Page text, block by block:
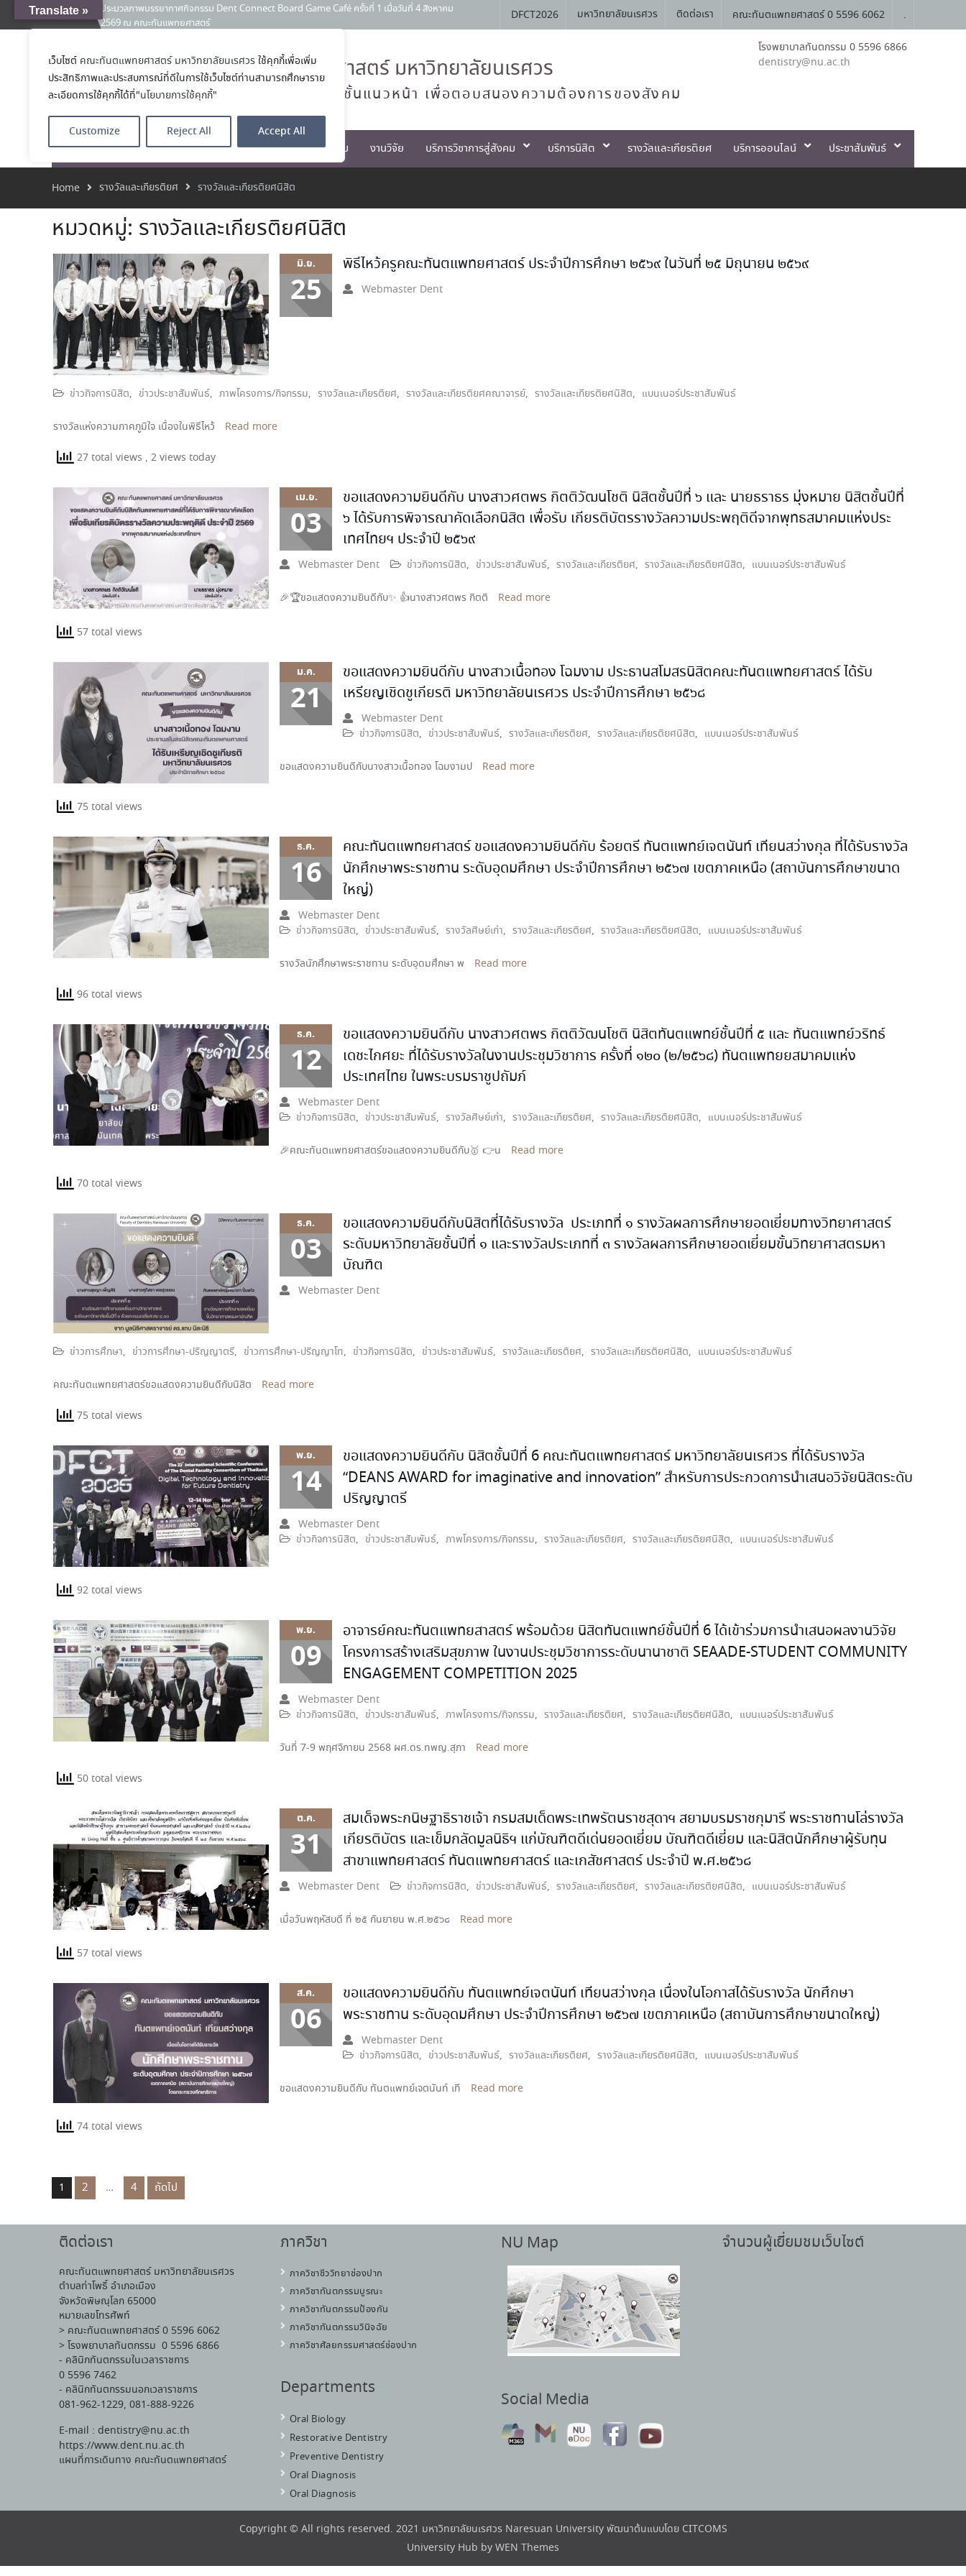
เว็บไซต์ คณะทันตแพทยศาสตร์ มหาวิทยาลัยนเรศวร ใช้คุกกี้เพื่อเพิ่ม
ประสิทธิภาพและประสบการณ์ที่ดีในการใช้เว็บไซต์ท่านสามารถศึกษาราย
ละเอียดการใช้คุกกี้ได้ที่"นโยบายการใช้คุกกี้"
Customize Reject All Accept All
News:
คณะทันตแพทยศาสตร์ มหาวิทยาลัยนเรศวร ร่วมออกบูธประชาสัมพันธ์ หลักสูตรทันตแพทยศาสตรบัณฑิต
และหลักสูตรประกาศนียบัตรผู้ช่วยทันตแพทย์ ในโครงการ Open House 2026 กิจกรรม NU Explore:
(เงินรายได้) ตำแหน่ง ผู้ปฏิบัติงานทันตกรรม
ประมวลภาพบรรยากาศกิจกรรม Dent Connect Board Game Café ครั้งที่ 1 เมื่อวันที่ 4 สิงหาคม
2569 ณ คณะทันแพทยศาสตร์
DFCT2026 มหาวิทยาลัยนเรศวร ติดต่อเรา คณะทันตแพทยศาสตร์ 0 5596 6062 .
คณะทันตแพทยศาสตร์ มหาวิทยาลัยนเรศวร
โรงเรียนทันตแพทย์ชั้นแนวหน้า เพื่อตอบสนองความต้องการของสังคม
โรงพยาบาลทันตกรรม 0 5596 6866
dentistry@nu.ac.th
หน้าแรก เกี่ยวกับ หลักสูตร โรงพยาบาลทันตกรรม งานวิจัย บริการวิชาการสู่สังคม บริการนิสิต รางวัลและเกียรติยศ บริการออนไลน์ ประชาสัมพันธ์
Home รางวัลและเกียรติยศ รางวัลและเกียรติยศนิสิต
หมวดหมู่: รางวัลและเกียรติยศนิสิต
มิ.ย.
25
พิธีไหว้ครูคณะทันตแพทยศาสตร์ ประจำปีการศึกษา ๒๕๖๙ ในวันที่ ๒๕ มิถุนายน ๒๕๖๙
Webmaster Dent
ข่าวกิจการนิสิต, ข่าวประชาสัมพันธ์, ภาพโครงการ/กิจกรรม, รางวัลและเกียรติยศ, รางวัลและเกียรติยศคณาจารย์, รางวัลและเกียรติยศนิสิต, แบนเนอร์ประชาสัมพันธ์
รางวัลแห่งความภาคภูมิใจ เนื่องในพิธีไหว้ Read more
27 total views , 2 views today
เม.ย.
03
ขอแสดงความยินดีกับ นางสาวศตพร กิตติวัฒนโชติ นิสิตชั้นปีที่ ๖ และ นายธราธร มุ่งหมาย นิสิตชั้นปีที่
๖ ได้รับการพิจารณาคัดเลือกนิสิต เพื่อรับ เกียรติบัตรรางวัลความประพฤติดีจากพุทธสมาคมแห่งประ
เทศไทยฯ ประจำปี ๒๕๖๙
Webmaster Dent ข่าวกิจการนิสิต, ข่าวประชาสัมพันธ์, รางวัลและเกียรติยศ, รางวัลและเกียรติยศนิสิต, แบนเนอร์ประชาสัมพันธ์
🎉🏆ขอแสดงความยินดีกับ✨️ 👍นางสาวศตพร กิตติ Read more
57 total views
ม.ค.
21
ขอแสดงความยินดีกับ นางสาวเนื้อทอง โฉมงาม ประธานสโมสรนิสิตคณะทันตแพทยศาสตร์ ได้รับ
เหรียญเชิดชูเกียรติ มหาวิทยาลัยนเรศวร ประจำปีการศึกษา ๒๕๖๘
Webmaster Dent
ข่าวกิจการนิสิต, ข่าวประชาสัมพันธ์, รางวัลและเกียรติยศ, รางวัลและเกียรติยศนิสิต, แบนเนอร์ประชาสัมพันธ์
ขอแสดงความยินดีกับนางสาวเนื้อทอง โฉมงามป Read more
75 total views
ธ.ค.
16
คณะทันตแพทยศาสตร์ ขอแสดงความยินดีกับ ร้อยตรี ทันตแพทย์เจตนันท์ เทียนสว่างกุล ที่ได้รับรางวัล
นักศึกษาพระราชทาน ระดับอุดมศึกษา ประจำปีการศึกษา ๒๕๖๗ เขตภาคเหนือ (สถาบันการศึกษาขนาด
ใหญ่)
Webmaster Dent
ข่าวกิจการนิสิต, ข่าวประชาสัมพันธ์, รางวัลศิษย์เก่า, รางวัลและเกียรติยศ, รางวัลและเกียรติยศนิสิต, แบนเนอร์ประชาสัมพันธ์
รางวัลนักศึกษาพระราชทาน ระดับอุดมศึกษา พ Read more
96 total views
ธ.ค.
12
ขอแสดงความยินดีกับ นางสาวศตพร กิตติวัฒนโชติ นิสิตทันตแพทย์ชั้นปีที่ ๕ และ ทันตแพทย์วริทธ์
เดชะไกศยะ ที่ได้รับรางวัลในงานประชุมวิชาการ ครั้งที่ ๑๒๐ (๒/๒๕๖๘) ทันตแพทยยสมาคมแห่ง
ประเทศไทย ในพระบรมราชูปถัมภ์
Webmaster Dent
ข่าวกิจการนิสิต, ข่าวประชาสัมพันธ์, รางวัลศิษย์เก่า, รางวัลและเกียรติยศ, รางวัลและเกียรติยศนิสิต, แบนเนอร์ประชาสัมพันธ์
🎉คณะทันตแพทยศาสตร์ขอแสดงความยินดีกับ🥇 👉น Read more
70 total views
ธ.ค.
03
ขอแสดงความยินดีกับนิสิตที่ได้รับรางวัล ประเภทที่ ๑ รางวัลผลการศึกษายอดเยี่ยมทางวิทยาศาสตร์
ระดับมหาวิทยาลัยชั้นปีที่ ๑ และรางวัลประเภทที่ ๓ รางวัลผลการศึกษายอดเยี่ยมขั้นวิทยาศาสตรมหา
บัณฑิต
Webmaster Dent
ข่าวการศึกษา, ข่าวการศึกษา-ปริญญาตรี, ข่าวการศึกษา-ปริญญาโท, ข่าวกิจการนิสิต, ข่าวประชาสัมพันธ์, รางวัลและเกียรติยศ, รางวัลและเกียรติยศนิสิต, แบนเนอร์ประชาสัมพันธ์
คณะทันตแพทยศาสตร์ขอแสดงความยินดีกับนิสิต Read more
75 total views
พ.ย.
14
ขอแสดงความยินดีกับ นิสิตชั้นปีที่ 6 คณะทันตแพทยศาสตร์ มหาวิทยาลัยนเรศวร ที่ได้รับรางวัล
“DEANS AWARD for imaginative and innovation” สำหรับการประกวดการนำเสนอวิจัยนิสิตระดับ
ปริญญาตรี
Webmaster Dent
ข่าวกิจการนิสิต, ข่าวประชาสัมพันธ์, ภาพโครงการ/กิจกรรม, รางวัลและเกียรติยศ, รางวัลและเกียรติยศนิสิต, แบนเนอร์ประชาสัมพันธ์
92 total views
พ.ย.
09
อาจารย์คณะทันตแพทยสาสตร์ พร้อมด้วย นิสิตทันตแพทย์ชั้นปีที่ 6 ได้เข้าร่วมการนำเสนอผลงานวิจัย
โครงการสร้างเสริมสุขภาพ ในงานประชุมวิชาการระดับนานาชาติ SEAADE-STUDENT COMMUNITY
ENGAGEMENT COMPETITION 2025
Webmaster Dent
ข่าวกิจการนิสิต, ข่าวประชาสัมพันธ์, ภาพโครงการ/กิจกรรม, รางวัลและเกียรติยศ, รางวัลและเกียรติยศนิสิต, แบนเนอร์ประชาสัมพันธ์
วันที่ 7-9 พฤศจิกายน 2568 ผศ.ดร.ทพญ.สุภา Read more
50 total views
ต.ค.
31
สมเด็จพระกนิษฐาธิราชเจ้า กรมสมเด็ดพระเทพรัตนราชสุดาฯ สยามบรมราชกุมารี พระราชทานโล่รางวัล
เกียรติบัตร และเข็มกลัดมูลนิธิฯ แก่บัณฑิตดีเด่นยอดเยี่ยม บัณฑิตดีเยี่ยม และนิสิตนักศึกษาผู้รับทุน
สาขาแพทยศาสตร์ ทันตแพทยศาสตร์ และเกสัชศาสตร์ ประจำปี พ.ศ.๒๕๖๘
Webmaster Dent ข่าวกิจการนิสิต, ข่าวประชาสัมพันธ์, รางวัลและเกียรติยศ, รางวัลและเกียรติยศนิสิต, แบนเนอร์ประชาสัมพันธ์
เมื่อวันพฤหัสบดี ที่ ๒๕ กันยายน พ.ศ.๒๕๖๘ Read more
57 total views
ส.ค.
06
ขอแสดงความยินดีกับ ทันตแพทย์เจตนันท์ เทียนสว่างกุล เนื่องในโอกาสได้รับรางวัล นักศึกษา
พระราชทาน ระดับอุดมศึกษา ประจำปีการศึกษา ๒๕๖๗ เขตภาคเหนือ (สถาบันการศึกษาขนาดใหญ่)
Webmaster Dent
ข่าวกิจการนิสิต, ข่าวประชาสัมพันธ์, รางวัลและเกียรติยศ, รางวัลและเกียรติยศนิสิต, แบนเนอร์ประชาสัมพันธ์
ขอแสดงความยินดีกับ ทันตแพทย์เจตนันท์ เที Read more
74 total views
1 2 … 4 ถัดไป
ติดต่อเรา
คณะทันตแพทยศาสตร์ มหาวิทยาลัยนเรศวร
ตำบลท่าโพธิ์ อำเภอเมือง
จังหวัดพิษณุโลก 65000
หมายเลขโทรศัพท์
> คณะทันตแพทยศาสตร์ 0 5596 6062
> โรงพยาบาลทันตกรรม 0 5596 6866
- คลินิกทันตกรรมในเวลาราชการ
0 5596 7462
- คลินิกทันตกรรมนอกเวลาราชการ
081-962-1229, 081-888-9226
E-mail : dentistry@nu.ac.th
https://www.dent.nu.ac.th
แผนที่การเดินทาง คณะทันตแพทยศาสตร์
ภาควิชา
ภาควิชาชีววิทยาช่องปาก
ภาควิชาทันตกรรมบูรณะ
ภาควิชาทันตกรรมป้องกัน
ภาควิชาทันตกรรมวินิจฉัย
ภาควิชาศัลยกรรมศาสตร์ช่องปาก
Departments
Oral Biology
Restorative Dentistry
Preventive Dentistry
Oral Diagnosis
Oral Diagnosis
NU Map
Social Media
จำนวนผู้เยี่ยมชมเว็บไซต์
Copyright © All rights reserved. 2021 มหาวิทยาลัยนเรศวร Naresuan University พัฒนาต้นแบบโดย CITCOMS
University Hub by WEN Themes
Translate »